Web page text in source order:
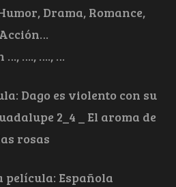
Drama, Romance,
Acción…
…, …., …., …
Dago es violento con su
2_4 _ El aroma de
rosas
película: Española